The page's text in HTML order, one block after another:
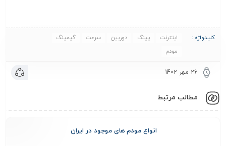
کلیدواژه : اینترنت پینگ دوربین سرعت
گیمینگ
مودم
26 مهر 1402
مطالب مرتبط
انواع مودم های موجود در ایران